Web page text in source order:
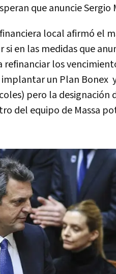
que anuncie Sergio
local afirmó el
en las medidas que
refinanciar los
implantar un Plan Bonex
pero la designación
del equipo de Massa